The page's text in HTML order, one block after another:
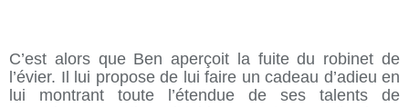
C’est alors que Ben aperçoit la fuite du robinet de
l’évier. Il lui propose de lui faire un cadeau d’adieu en
lui montrant toute l’étendue de ses talents de